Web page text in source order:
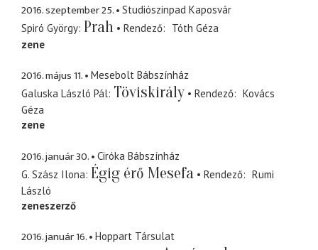
2016. szeptember 25.
Studiószinpad Kaposvár
Spiró György Prah Rendező
Tóth Géza
zene
2016. május 11.
Mesebolt Bábszínház
Galuska László Pál Töviskirály Rendező
Kovács
Géza
zene
2016. január 30.
Ciróka Bábszínház
G. Szász Ilona Égig érő Mesefa Rendező
Rumi
László
zeneszerző
2016. január 16.
Hoppart Társulat